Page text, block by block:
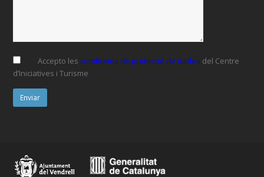
Accepto lescondicions de protecció de dades del Centre
d’Iniciatives i Turisme